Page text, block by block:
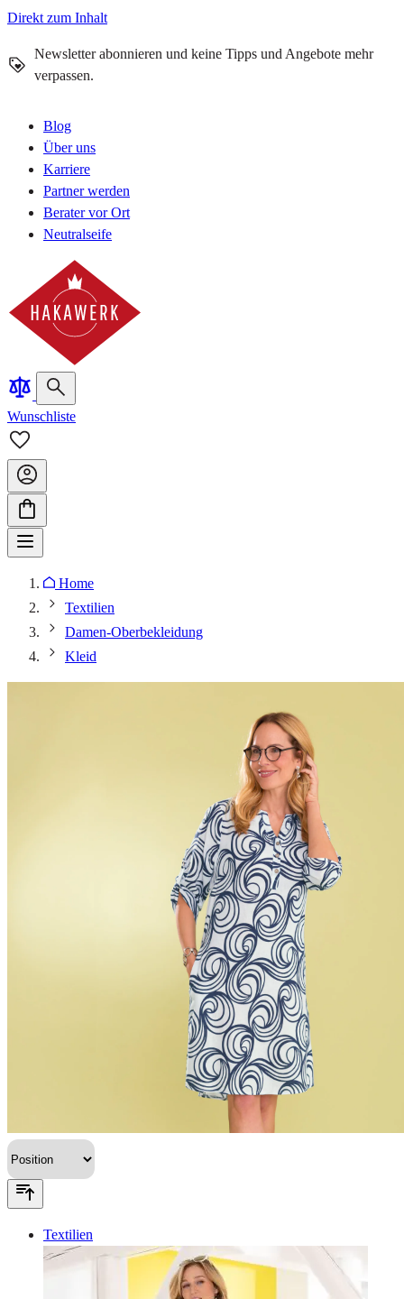
Direkt zum Inhalt
Newsletter abonnieren und keine Tipps und Angebote mehr
verpassen.
Blog
Über uns
Karriere
Partner werden
Berater vor Ort
Neutralseife
Wunschliste
Home
Textilien
Damen-Oberbekleidung
Kleid
Textilien